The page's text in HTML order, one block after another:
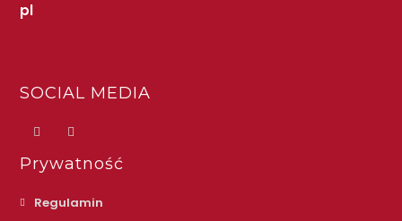
pl
SOCIAL MEDIA
Prywatność
Regulamin